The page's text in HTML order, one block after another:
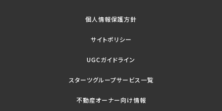
個人情報保護方針
サイトポリシー
UGCガイドライン
スターツグループサービス一覧
不動産オーナー向け情報